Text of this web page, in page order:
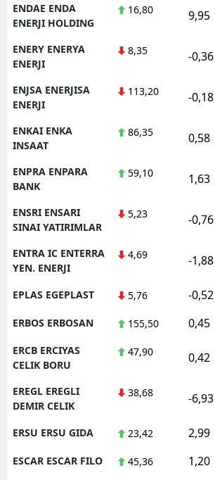
ENDAE ENDA
ENERJI HOLDING
16,80 9,95
ENERY ENERYA
ENERJI
8,35 -0,36
ENJSA ENERJISA
ENERJI
113,20 -0,18
ENKAI ENKA
INSAAT
86,35 0,58
ENPRA ENPARA
BANK
59,10 1,63
ENSRI ENSARI
SINAI YATIRIMLAR
5,23 -0,76
ENTRA IC ENTERRA
YEN. ENERJI
4,69 -1,88
EPLAS EGEPLAST 5,76 -0,52
ERBOS ERBOSAN 155,50 0,45
ERCB ERCIYAS
CELIK BORU
47,90 0,42
EREGL EREGLI
DEMIR CELIK
38,68 -6,93
ERSU ERSU GIDA 23,42 2,99
ESCAR ESCAR FILO 45,36 1,20